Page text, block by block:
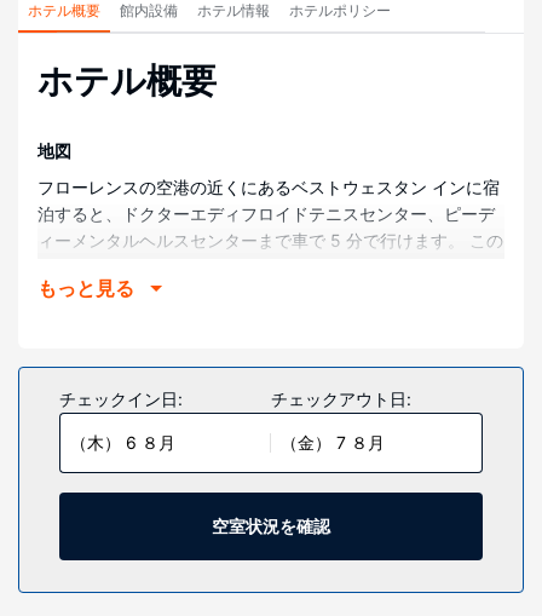
ホテル概要 館内設備 ホテル情報 ホテルポリシー
ホテル概要
地図
フローレンスの空港の近くにあるベストウェスタン インに宿
泊すると、ドクターエディフロイドテニスセンター、ピーデ
ィーメンタルヘルスセンターまで車で 5 分で行けます。 この
で 5 km、南北戦争博物館まで 5.4 km の場所にあります。
全部で 73 ある冷房完備の客室には冷蔵庫、電子レンジなど
が備わっており、ゆっくりおくつろぎいただけます。ピロー
トップのベッドに、高級寝具が付いています。55 インチの
LED テレビでケーブルをご覧いただけるほか、WiFi (無料)な
どもご利用いただけます。専用バスルームには、深めの浴
槽、バスアメニティ (無料)があります。
WiFi (無料)、自動販売機などの設備をご利用いただけます。
もっと見る
チェックイン日:
（木） 6 ８月
チェックアウト日:
（金） 7 ８月
空室状況を確認